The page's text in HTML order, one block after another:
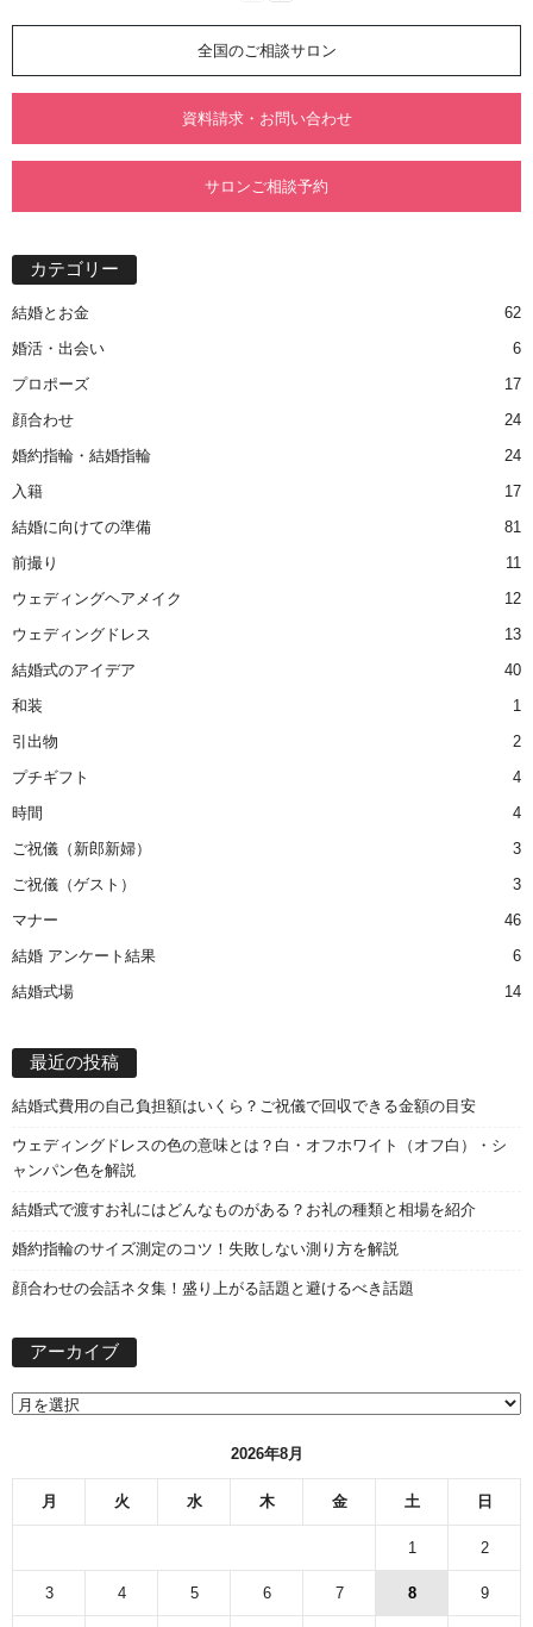
全国のご相談サロン
資料請求・お問い合わせ
サロンご相談予約
カテゴリー
結婚とお金
62
婚活・出会い
6
プロポーズ
17
顔合わせ
24
婚約指輪・結婚指輪
24
入籍
17
結婚に向けての準備
81
前撮り
11
ウェディングヘアメイク
12
ウェディングドレス
13
結婚式のアイデア
40
和装
1
引出物
2
プチギフト
4
時間
4
ご祝儀（新郎新婦）
3
ご祝儀（ゲスト）
3
マナー
46
結婚 アンケート結果
6
結婚式場
14
最近の投稿
結婚式費用の自己負担額はいくら？ご祝儀で回収できる金額の目安
ウェディングドレスの色の意味とは？白・オフホワイト（オフ白）・シ
ャンパン色を解説
結婚式で渡すお礼にはどんなものがある？お礼の種類と相場を紹介
婚約指輪のサイズ測定のコツ！失敗しない測り方を解説
顔合わせの会話ネタ集！盛り上がる話題と避けるべき話題
アーカイブ
2026年8月
月 火 水 木 金 土 日
1 2
3 4 5 6 7 8 9